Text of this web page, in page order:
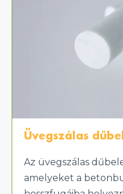
Üvegszálas
Az üvegszálas
amelyeket a